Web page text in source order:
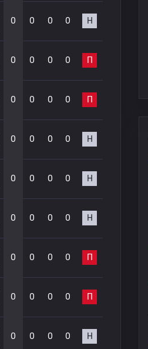
0 0 0 0 Н
0 0 0 0 П
0 0 0 0 П
0 0 0 0 Н
0 0 0 0 Н
0 0 0 0 Н
0 0 0 0 П
0 0 0 0 П
0 0 0 0 Н